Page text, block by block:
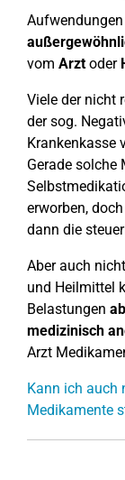
vom Arztoder
Viele der nicht
der sog.
Krankenkasse
Gerade solche
erworben,
dann die
Aber auch
und Heilmittel
Belastungen
medizinisch
Arzt
Kann ich auch
Medikamente